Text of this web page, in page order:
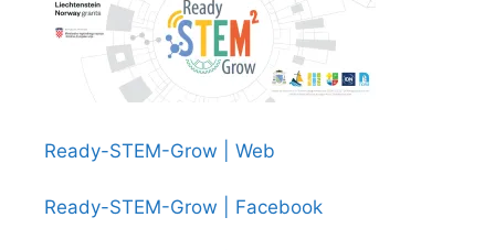
Ready-STEM-Grow | Web
Ready-STEM-Grow | Facebook